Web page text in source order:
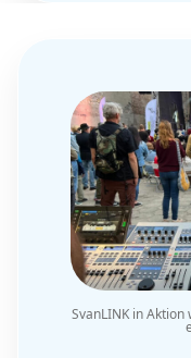
SvanLINK in